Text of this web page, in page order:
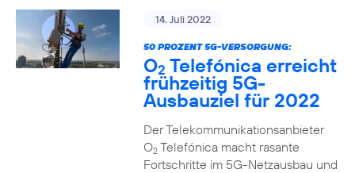
14. Juli 2022
50 PROZENT 5G-VERSORGUNG:
O2 Telefónica erreicht
frühzeitig 5G-
Ausbauziel für 2022
Der Telekommunikationsanbieter
O2Telefónica macht rasante
Fortschritte im 5G-Netzausbau und